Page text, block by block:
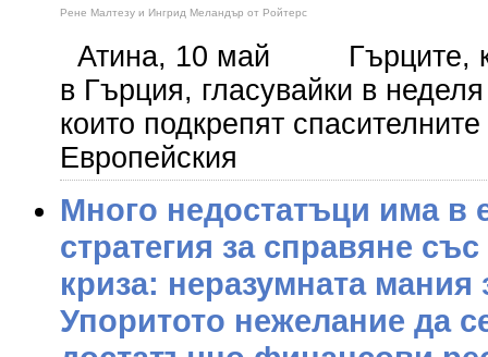
Рене Малтезу и Ингрид Меландър от Ройтерс
Атина, 10 май Гърците,
в Гърция, гласувайки в
които подкрепят
Европейския
Много недостатъци има в
стратегия за справяне
криза: неразумната мания
Упоритото нежелание да